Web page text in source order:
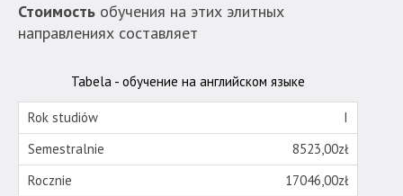
dedykowane
klawiaturowe,
zatem
nawigacja
obsługiwana
jest
Стоимость обучения на этих элитных
направлениях составляет
Tabela - обучение на английском языке
I
8523,00zł
17046,00zł